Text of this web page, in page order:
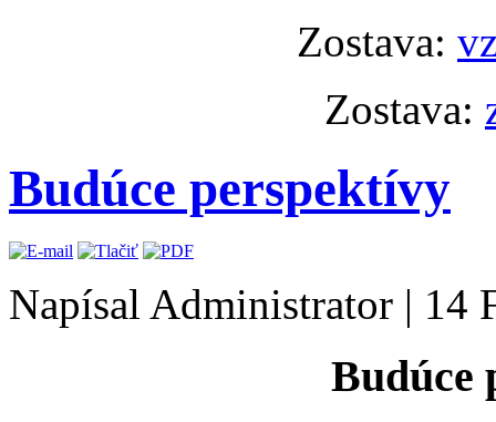
Zostava:
Zostava:
Budúce perspektívy
Napísal Administrator | 14
Budúce